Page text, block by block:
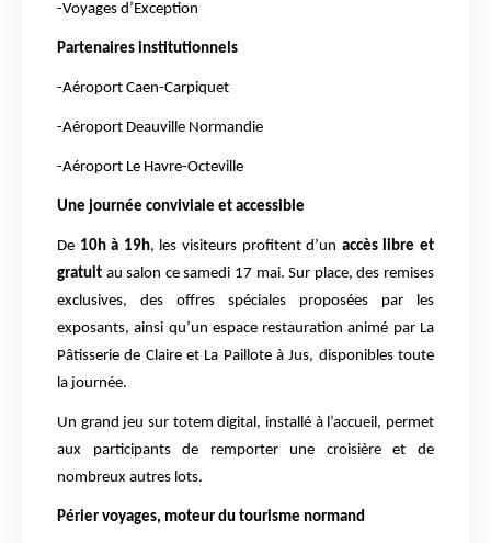
-Voyages d’Exception
Partenaires institutionnels
-Aéroport Caen-Carpiquet
-Aéroport Deauville Normandie
-Aéroport Le Havre-Octeville
Une journée conviviale et accessible
De 10h à 19h, les visiteurs profitent d’un accès libre et
gratuit au salon ce samedi 17 mai. Sur place, des remises
exclusives, des offres spéciales proposées par les
exposants, ainsi qu’un espace restauration animé par La
Pâtisserie de Claire et La Paillote à Jus, disponibles toute
la journée.
Un grand jeu sur totem digital, installé à l’accueil, permet
aux participants de remporter une croisière et de
nombreux autres lots.
Périer voyages, moteur du tourisme normand